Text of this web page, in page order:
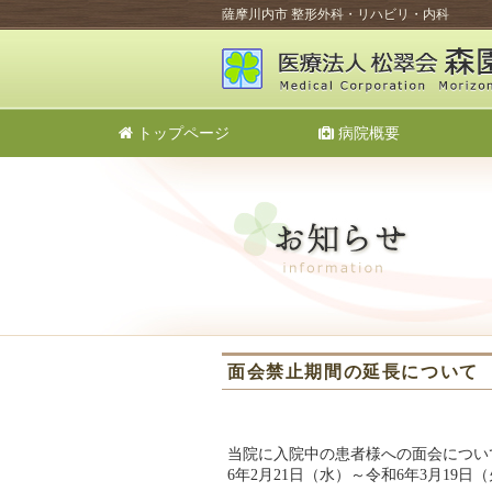
薩摩川内市 整形外科・リハビリ・内科
トップページ 病院概要
面会禁止期間の延長について
当院に入院中の患者様への面会につ
6年2月21日（水）～令和6年3月19日